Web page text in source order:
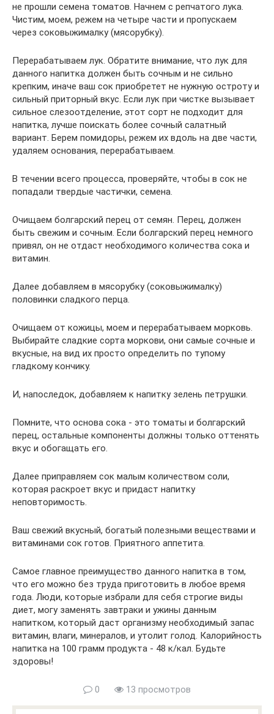
не прошли семена томатов. Начнем с репчатого лука.
Чистим, моем, режем на четыре части и пропускаем
через соковыжималку (мясорубку).
Перерабатываем лук. Обратите внимание, что лук для
данного напитка должен быть сочным и не сильно
крепким, иначе ваш сок приобретет не нужную остроту и
сильный приторный вкус. Если лук при чистке вызывает
сильное слезоотделение, этот сорт не подходит для
напитка, лучше поискать более сочный салатный
вариант. Берем помидоры, режем их вдоль на две части,
удаляем основания, перерабатываем.
В течении всего процесса, проверяйте, чтобы в сок не
попадали твердые частички, семена.
Очищаем болгарский перец от семян. Перец, должен
быть свежим и сочным. Если болгарский перец немного
привял, он не отдаст необходимого количества сока и
витамин.
Далее добавляем в мясорубку (соковыжималку)
половинки сладкого перца.
Очищаем от кожицы, моем и перерабатываем морковь.
Выбирайте сладкие сорта моркови, они самые сочные и
вкусные, на вид их просто определить по тупому
гладкому кончику.
И, напоследок, добавляем к напитку зелень петрушки.
Помните, что основа сока - это томаты и болгарский
перец, остальные компоненты должны только оттенять
вкус и обогащать его.
Далее приправляем сок малым количеством соли,
которая раскроет вкус и придаст напитку
неповторимость.
Ваш свежий вкусный, богатый полезными веществами и
витаминами сок готов. Приятного аппетита.
Самое главное преимущество данного напитка в том,
что его можно без труда приготовить в любое время
года. Люди, которые избрали для себя строгие виды
диет, могу заменять завтраки и ужины данным
напитком, который даст организму необходимый запас
витамин, влаги, минералов, и утолит голод. Калорийность
напитка на 100 грамм продукта - 48 к/кал. Будьте
здоровы!
0 13 просмотров